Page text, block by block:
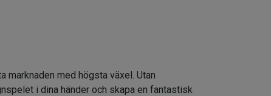
marknaden med högsta växel. Utan
i dina händer och skapa en fantastisk